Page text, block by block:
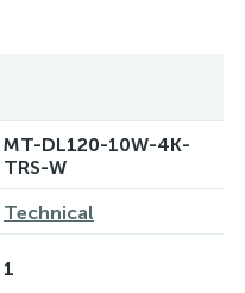
MT-DL120-10W-4K-
TRS-W
Technical
1